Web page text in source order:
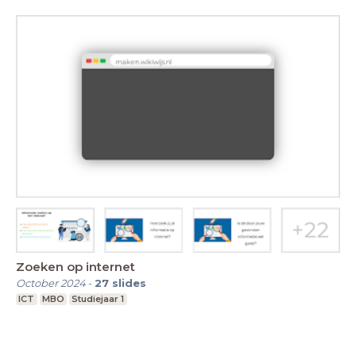
Zoeken op internet
October 2024- 27 slides
ICT MBO Studiejaar 1